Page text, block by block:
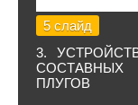
5 слайд
3.
ПЛУГОВ